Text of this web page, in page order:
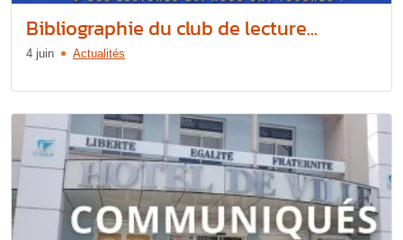
Bibliographie du club de lecture...
4 juin Actualités